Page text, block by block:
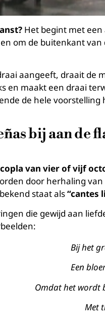
Het begint met
om de buitenkant
aangeeft, draait de
en maakt een draai
de hele voorstelling
bij aan de
van vier of vijf
door herhaling
staat als“cantes
die gewijd aan
Bij het
Een
Omdat het wordt
Met